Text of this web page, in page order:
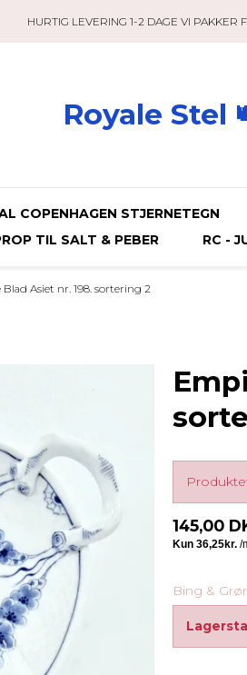
HURTIG LEVERING 1-2 DAGE VI PAKKER
Royale Stel
COPENHAGEN STJERNETEGN
TIL SALT & PEBER RC -
Asiet nr. 198. sortering 2
145,00
Bing &